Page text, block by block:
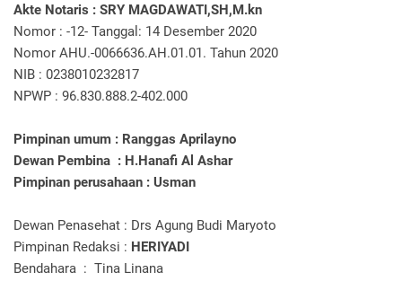
Akte Notaris : SRY MAGDAWATI,SH,M.kn
Nomor : -12- Tanggal: 14 Desember 2020
Nomor AHU.-0066636.AH.01.01. Tahun 2020
NIB : 0238010232817
NPWP : 96.830.888.2-402.000
Pimpinan umum : Ranggas Aprilayno
Dewan Pembina : H.Hanafi Al Ashar
Pimpinan perusahaan : Usman
Dewan Penasehat : Drs Agung Budi Maryoto
Pimpinan Redaksi : HERIYADI
Bendahara : Tina Linana